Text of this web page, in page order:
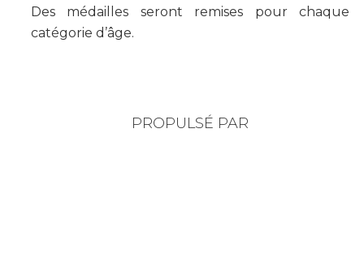
Des médailles seront remises pour chaque
catégorie d’âge.
PROPULSÉ PAR